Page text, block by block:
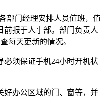
部门经理安排人员值班，值
前报于人事部。部门负责人
每天更新的情况。
必须保证手机24小时开机状
好办公区域的门、窗等，并